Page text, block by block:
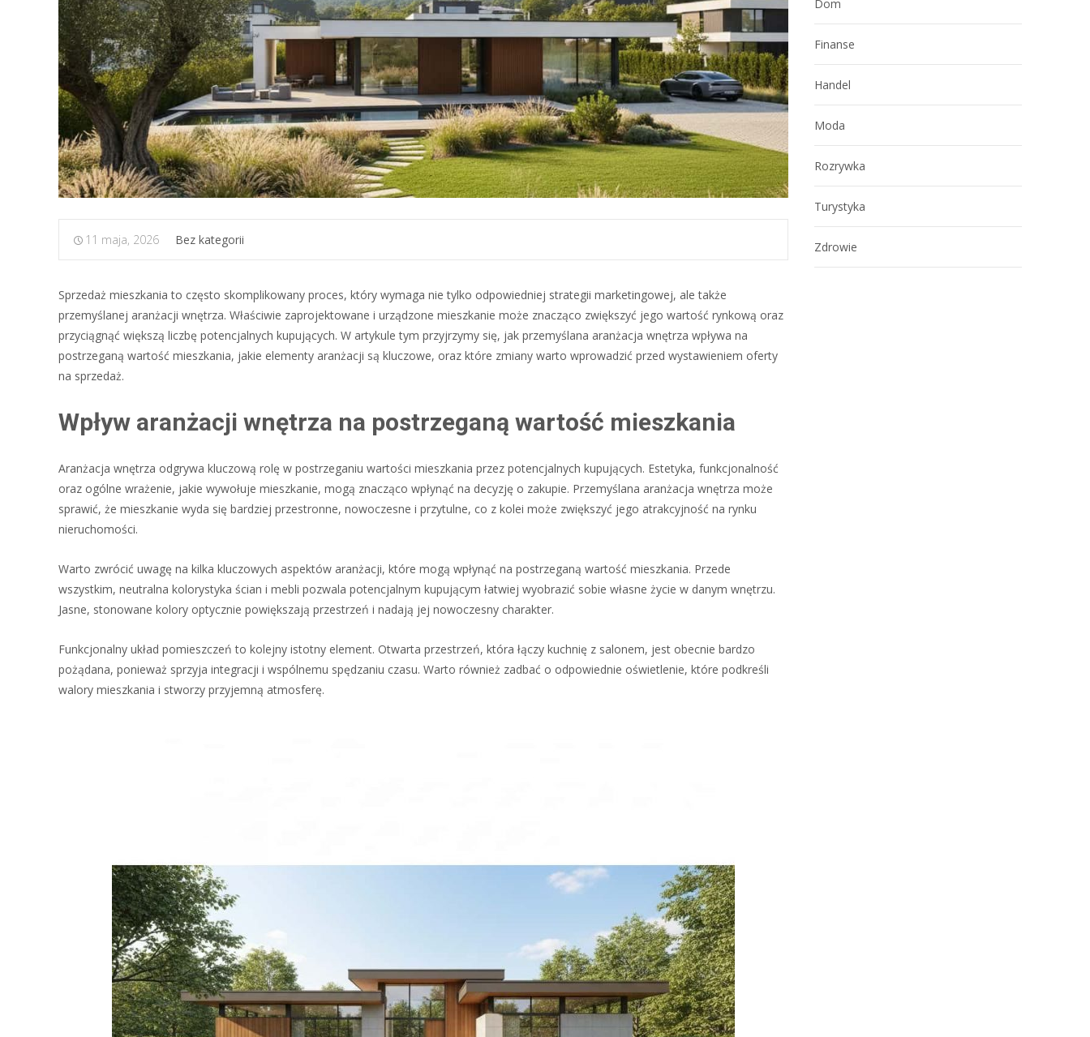
11 maja, 2026 Bez kategorii
Sprzedaż mieszkania to często skomplikowany proces, który wymaga nie tylko odpowiedniej strategii marketingowej, ale także
przemyślanej aranżacji wnętrza. Właściwie zaprojektowane i urządzone mieszkanie może znacząco zwiększyć jego wartość rynkową oraz
przyciągnąć większą liczbę potencjalnych kupujących. W artykule tym przyjrzymy się, jak przemyślana aranżacja wnętrza wpływa na
postrzeganą wartość mieszkania, jakie elementy aranżacji są kluczowe, oraz które zmiany warto wprowadzić przed wystawieniem oferty
na sprzedaż.
Wpływ aranżacji wnętrza na postrzeganą wartość mieszkania
Aranżacja wnętrza odgrywa kluczową rolę w postrzeganiu wartości mieszkania przez potencjalnych kupujących. Estetyka, funkcjonalność
oraz ogólne wrażenie, jakie wywołuje mieszkanie, mogą znacząco wpłynąć na decyzję o zakupie. Przemyślana aranżacja wnętrza może
sprawić, że mieszkanie wyda się bardziej przestronne, nowoczesne i przytulne, co z kolei może zwiększyć jego atrakcyjność na rynku
nieruchomości.
Warto zwrócić uwagę na kilka kluczowych aspektów aranżacji, które mogą wpłynąć na postrzeganą wartość mieszkania. Przede
wszystkim, neutralna kolorystyka ścian i mebli pozwala potencjalnym kupującym łatwiej wyobrazić sobie własne życie w danym wnętrzu.
Jasne, stonowane kolory optycznie powiększają przestrzeń i nadają jej nowoczesny charakter.
Funkcjonalny układ pomieszczeń to kolejny istotny element. Otwarta przestrzeń, która łączy kuchnię z salonem, jest obecnie bardzo
pożądana, ponieważ sprzyja integracji i wspólnemu spędzaniu czasu. Warto również zadbać o odpowiednie oświetlenie, które podkreśli
walory mieszkania i stworzy przyjemną atmosferę.
Dom
Finanse
Handel
Moda
Rozrywka
Turystyka
Zdrowie